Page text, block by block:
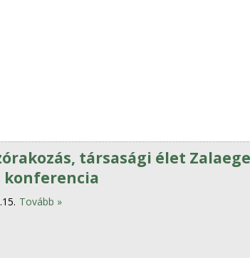
társasági élet
konferencia
Tovább »